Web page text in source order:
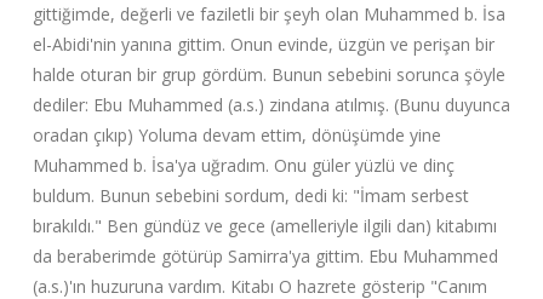
gittiğimde, değerli ve faziletli bir şeyh olan Muhammed b. İsa
el-Abidi'nin yanına gittim. Onun evinde, üzgün ve perişan bir
halde oturan bir grup gördüm. Bunun sebebini sorunca şöyle
dediler: Ebu Muhammed (a.s.) zindana atılmış. (Bunu duyunca
oradan çıkıp) Yoluma devam ettim, dönüşümde yine
Mu‌hammed b. İsa'ya uğradım. Onu güler yüzlü ve dinç
buldum. Bunun sebebini sordum, dedi ki: "İmam serbest
bırakıldı." Ben gündüz ve gece (amelleriyle ilgili dan) kitabımı
da bera‌berimde götürüp Samirra'ya gittim. Ebu Muhammed
(a.s.)'ın huzuruna vardım. Kitabı O hazrete gösterip "Canım